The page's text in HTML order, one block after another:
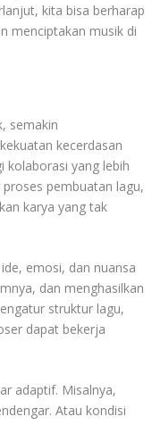
kita bisa berharap
menciptakan musik di
semakin
kecerdasan
kolaborasi yang lebih
pembuatan lagu,
karya yang tak
emosi, dan nuansa
dan menghasilkan
struktur lagu,
dapat bekerja
adaptif. Misalnya,
Atau kondisi